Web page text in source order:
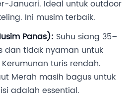
Januari. Ideal untuk outdoor
Ini musim terbaik.
Panas): Suhu siang 35–
dan tidak nyaman untuk
turis rendah.
Merah masih bagus untuk
adalah essential.